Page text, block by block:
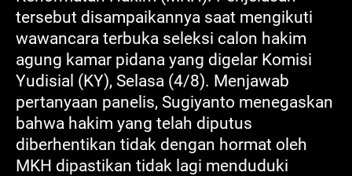
tersebut disampaikannya saat mengikuti
wawancara terbuka seleksi calon hakim
agung kamar pidana yang digelar Komisi
Yudisial (KY), Selasa (4/8). Menjawab
pertanyaan panelis, Sugiyanto menegaskan
bahwa hakim yang telah diputus
diberhentikan tidak dengan hormat oleh
MKH dipastikan tidak lagi menduduki